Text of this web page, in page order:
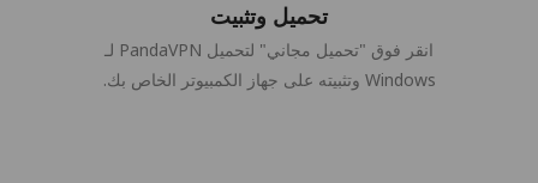
تحميل وتثبيت
انقر فوق "تحميل مجاني" لتحميل PandaVPN لـ
Windows وتثبيته على جهاز الكمبيوتر الخاص بك.